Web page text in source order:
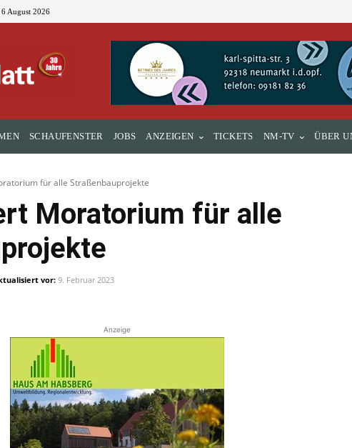
August 2026
SCHAUFENSTER JOBS ANZEIGEN TICKETS NM-TV ÜBER
für alle Straßenbauprojekte
Moratorium für alle
vor:9. Februar 2023
Anzeige